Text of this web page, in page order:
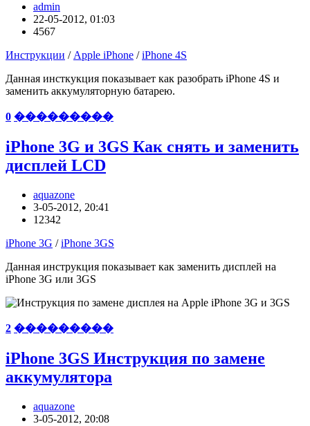
admin
22-05-2012, 01:03
4567
Инструкции / Apple iPhone /iPhone 4S
Данная инсткукция показывает как разобрать iPhone 4S и
заменить аккумуляторную батарею.
0 ���������
iPhone 3G и 3GS Как снять и заменить
дисплей LCD
aquazone
3-05-2012, 20:41
12342
iPhone 3G /iPhone 3GS
Данная инструкция показывает как заменить дисплей на
iPhone 3G или 3GS
2 ���������
iPhone 3GS Инструкция по замене
аккумулятора
aquazone
3-05-2012, 20:08